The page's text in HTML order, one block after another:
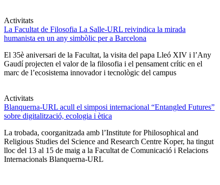
Activitats
La Facultat de Filosofia La Salle-URL reivindica la mirada
humanista en un any simbòlic per a Barcelona
El 35è aniversari de la Facultat, la visita del papa Lleó XIV i l’Any
Gaudí projecten el valor de la filosofia i el pensament crític en el
marc de l’ecosistema innovador i tecnològic del campus
Activitats
Blanquerna-URL acull el simposi internacional “Entangled Futures”
sobre digitalització, ecologia i ètica
La trobada, coorganitzada amb l’Institute for Philosophical and
Religious Studies del Science and Research Centre Koper, ha tingut
lloc del 13 al 15 de maig a la Facultat de Comunicació i Relacions
Internacionals Blanquerna-URL